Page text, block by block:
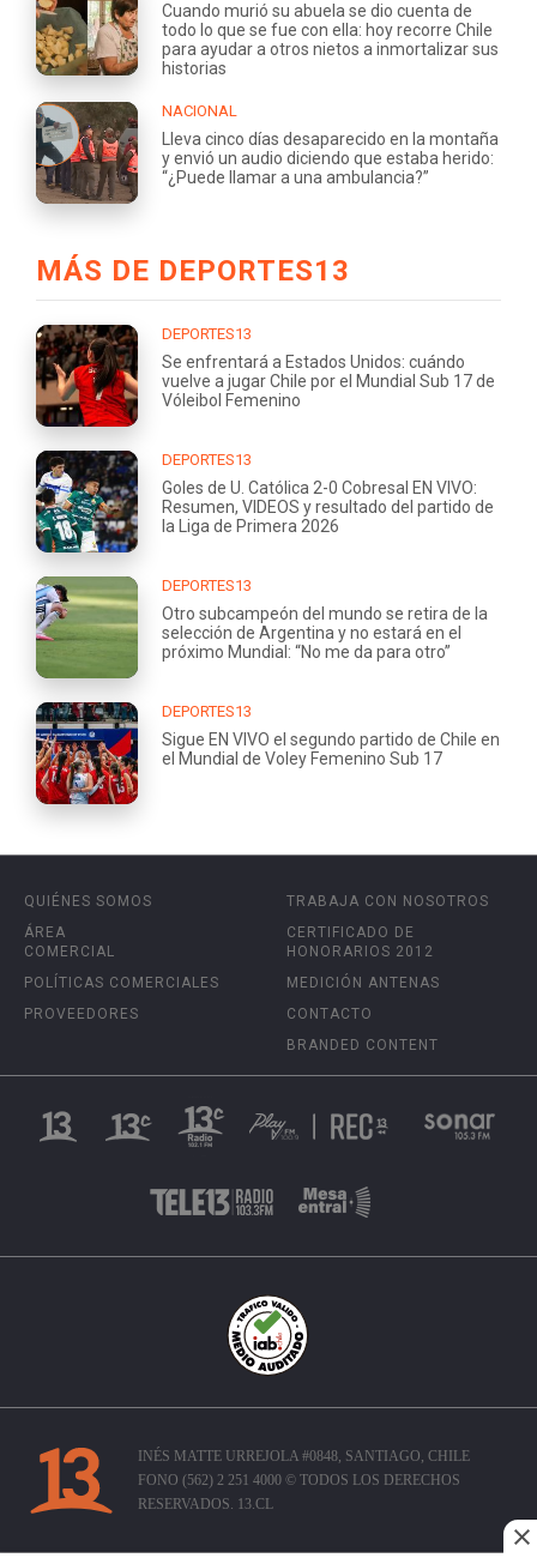
Cuando murió su abuela se dio cuenta de
todo lo que se fue con ella: hoy recorre Chile
para ayudar a otros nietos a inmortalizar sus
historias
NACIONAL
Lleva cinco días desaparecido en la montaña
y envió un audio diciendo que estaba herido:
“¿Puede llamar a una ambulancia?”
MÁS DE DEPORTES13
DEPORTES13
Se enfrentará a Estados Unidos: cuándo
vuelve a jugar Chile por el Mundial Sub 17 de
Vóleibol Femenino
DEPORTES13
Goles de U. Católica 2-0 Cobresal EN VIVO:
Resumen, VIDEOS y resultado del partido de
la Liga de Primera 2026
DEPORTES13
Otro subcampeón del mundo se retira de la
selección de Argentina y no estará en el
próximo Mundial: “No me da para otro”
DEPORTES13
Sigue EN VIVO el segundo partido de Chile en
el Mundial de Voley Femenino Sub 17
QUIÉNES SOMOS
ÁREA
COMERCIAL
POLÍTICAS COMERCIALES
PROVEEDORES
TRABAJA CON NOSOTROS
CERTIFICADO DE
HONORARIOS 2012
MEDICIÓN ANTENAS
CONTACTO
BRANDED CONTENT
INÉS MATTE URREJOLA #0848, SANTIAGO, CHILE
FONO (562) 2 251 4000 © TODOS LOS DERECHOS
RESERVADOS. 13.CL